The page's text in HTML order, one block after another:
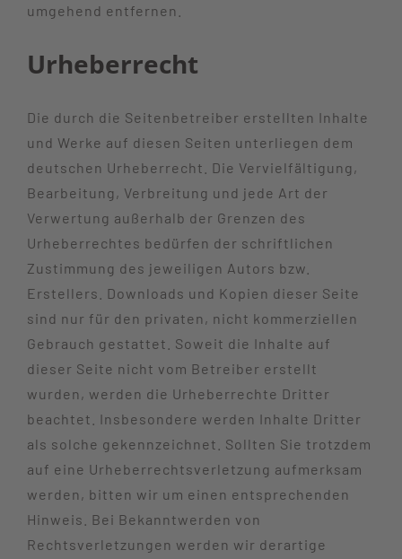
umgehend entfernen.
Urheberrecht
Die durch die Seitenbetreiber erstellten Inhalte
und Werke auf diesen Seiten unterliegen dem
deutschen Urheberrecht. Die Vervielfältigung,
Bearbeitung, Verbreitung und jede Art der
Verwertung außerhalb der Grenzen des
Urheberrechtes bedürfen der schriftlichen
Zustimmung des jeweiligen Autors bzw.
Erstellers. Downloads und Kopien dieser Seite
sind nur für den privaten, nicht kommerziellen
Gebrauch gestattet. Soweit die Inhalte auf
dieser Seite nicht vom Betreiber erstellt
wurden, werden die Urheberrechte Dritter
beachtet. Insbesondere werden Inhalte Dritter
als solche gekennzeichnet. Sollten Sie trotzdem
auf eine Urheberrechtsverletzung aufmerksam
werden, bitten wir um einen entsprechenden
Hinweis. Bei Bekanntwerden von
Rechtsverletzungen werden wir derartige